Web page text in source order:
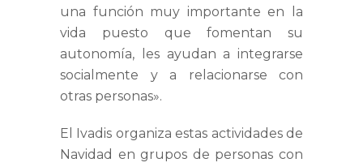
una función muy importante en la
vida puesto que fomentan su
autonomía, les ayudan a integrarse
socialmente y a relacionarse con
otras personas».
El Ivadis organiza estas actividades de
Navidad en grupos de personas con